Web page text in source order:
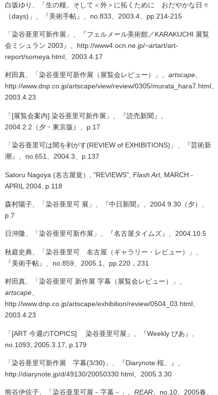
白坂ゆり、「生の糧。そして＜外＞に拓くために おだやかな日々
（days) 」、『美術手帖』、 no.833、2003.4、pp.214-215
「染谷亜里可新作展」、『フェルメール美術館／KARAKUCHI 展覧
会ミシュラン 2003』、 http://www4.ocn.ne.jp/~artart/art-
report/someya.html、2003.4.17
村田真、「染谷亜里可新作展（展覧会レビュー）」、 artscape、
http://www.dnp.co.jp/artscape/view/review/0305/murata_hara7.html、
2003.4.23
「[展覧会案内] 染谷亜里可新作展」、『読売新聞』、
2004.2.2（夕・東京版）、 p.17
「染谷亜里可は闇を剥がす(REVIEW of EXHIBITIONS) 」、『芸術新
潮』、 no.651、2004.3、p.137
Satoru Nagoya (名古屋覚） , "REVIEWS", Flash Art, MARCH -
APRIL 2004, p.118
森村陽子、「染谷亜里可 展」、『中日新聞』、2004.9.30（夕）、
p.7
日沖隆、「染谷亜里可新作展」、『名古屋タイムズ』、2004.10.5
秋庭史典、「染谷亜里可 名古屋（ギャラリー・レビュー）」、
『美術手帖』、 no.859、2005.1、pp.220，231
村田真、「染谷亜里可 新作展 字幕（展覧会レビュー）」、
artscape
http://www.dnp.co.jp/artscape/exhibition/review/0504_03.html、
2003.4.23
「[ART 今週のTOPICS] 染谷亜里可展」、 『Weekly ぴあ』、
no.1093, 2005.3.17, p.179
「染谷亜里可新作展 字幕(3/30)」、 『Diarynote:桜。』、
http://diarynote.jp/d/49130/20050330.html、2005.3.30
熊谷伊佐子、「染谷亜里可展－字幕－」、 REAR、no.10、2005春、